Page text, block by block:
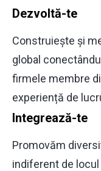
Dezvoltă-te
Construiește și
global
firmele membre
experiență de
Integrează-te
Promovăm
indiferent de